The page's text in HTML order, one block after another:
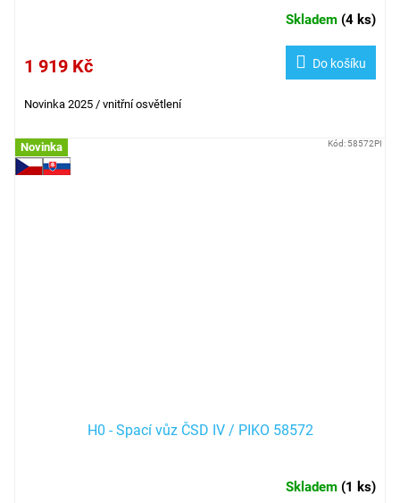
Skladem (4 ks)
1 919 Kč Do košíku
Novinka 2025 / vnitřní osvětlení
Novinka
H0 - Spací vůz ČSD IV / PIKO 58572
Skladem (1 ks)
Kód: 58572PI